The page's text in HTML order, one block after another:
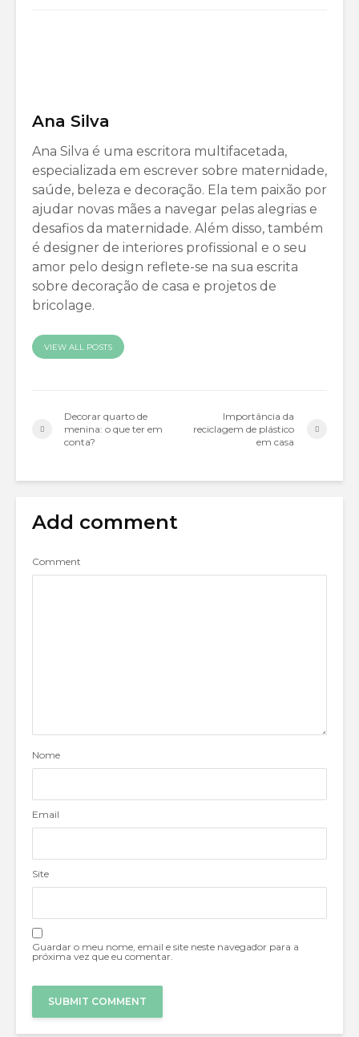
Ana Silva
Ana Silva é uma escritora multifacetada,
especializada em escrever sobre maternidade,
saúde, beleza e decoração. Ela tem paixão por
ajudar novas mães a navegar pelas alegrias e
desafios da maternidade. Além disso, também
é designer de interiores profissional e o seu
amor pelo design reflete-se na sua escrita
sobre decoração de casa e projetos de
bricolage.
VIEW ALL POSTS
Decorar quarto de
menina: o que ter em
conta?
Importância da
reciclagem de plástico
em casa
Add comment
Comment
Nome
Email
Site
Guardar o meu nome, email e site neste navegador para a
próxima vez que eu comentar.